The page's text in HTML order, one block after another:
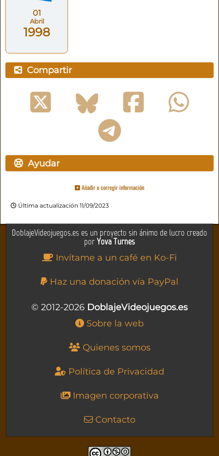
01
Abril
1998
Compartir
Ayudar
Añadir o corregir información
Última actualización 11/09/2023
DoblajeVideojuegos.es es un proyecto sin ánimo de lucro creado
porYova Turnes
Invítame a un café en Ko-Fi
Haz una donación vía PayPal
© 2012-2026 DoblajeVideojuegos.es
Sobre la web
Quienes somos
Política de Privacidad
Imagen corporativa
Contacto